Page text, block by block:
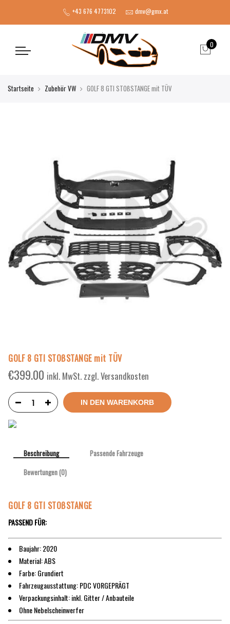
+43 676 4773102 dmv@gmx.at
0
Startseite Zubehör VW GOLF 8 GTI STOßSTANGE mit TÜV
GOLF 8 GTI STOßSTANGE mit TÜV
€399.00 inkl. MwSt. zzgl. Versandkosten
IN DEN WARENKORB
Beschreibung
Passende Fahrzeuge
Bewertungen (0)
GOLF 8 GTI STOßSTANGE
PASSEND FÜR:
Baujahr: 2020
Material: ABS
Farbe: Grundiert
Fahrzeugausstattung: PDC VORGEPRÄGT
Verpackungsinhalt: inkl. Gitter / Anbauteile
Ohne Nebelscheinwerfer